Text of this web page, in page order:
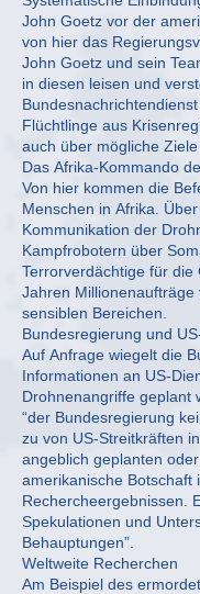
John Goetz vor der
von hier das
John Goetz und sein
in diesen leisen und
Flüchtlinge aus
auch über mögliche
Das Afrika-Kommando
Von hier kommen die
Menschen in Afrika.
Kommunikation der
Kampfrobotern über
Terrorverdächtige für
Jahren
sensiblen Bereichen.
Bundesregierung und
Auf Anfrage wiegelt die
Informationen an US-
Drohnenangriffe geplant
“der Bundesregierung
zu von US-Streitkräften
angeblich geplanten
amerikanische Botschaft
Rechercheergebnissen.
Spekulationen und
Behauptungen”.
Weltweite Recherchen
Am Beispiel des